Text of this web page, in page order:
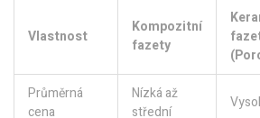
Vlastnost
Kompozitní
fazety
Průměrná
cena
Nízká až
střední